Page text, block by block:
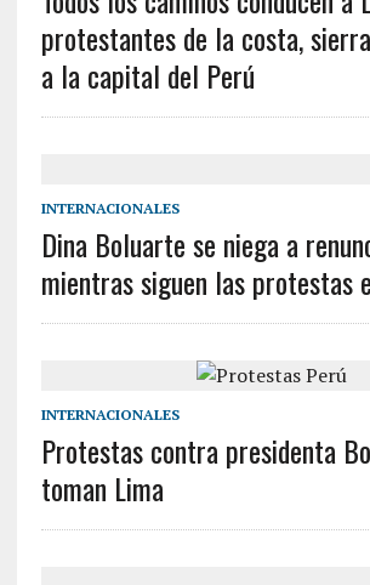
protestantes de la costa,
a la capital del Perú
INTERNACIONALES
Dina Boluarte se niega a
mientras siguen las protestas
INTERNACIONALES
Protestas contra presidenta
toman Lima